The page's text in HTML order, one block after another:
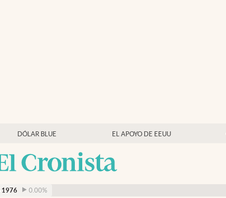
DÓLAR BLUE EL APOYO DE EEUU
1976 0.00%